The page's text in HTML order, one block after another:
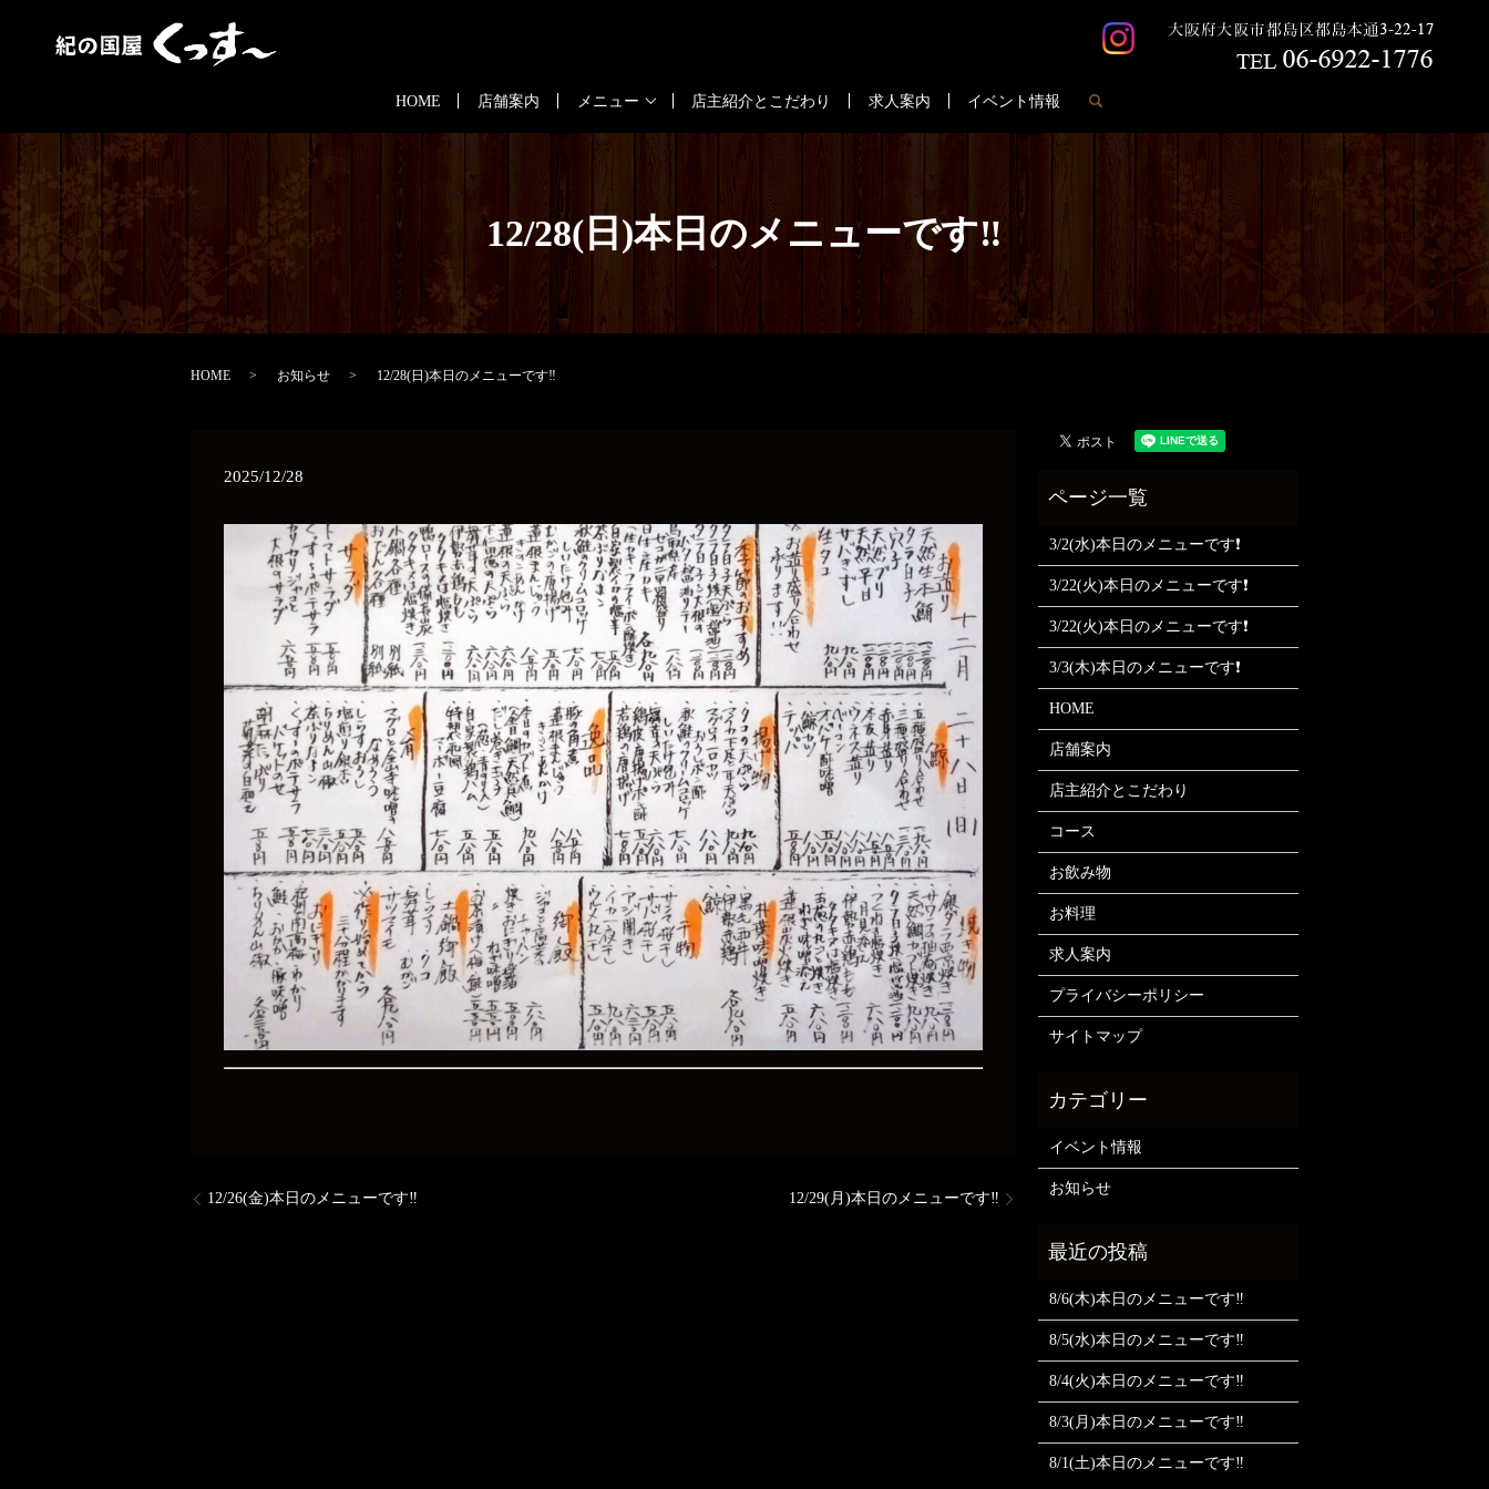
HOME 店舗案内 メニュー 店主紹介とこだわり 求人案内 イベント情報
12/28(日)本日のメニューです‼️
HOME お知らせ 12/28(日)本日のメニューです‼️
2025/12/28
12/26(金)本日のメニューです‼️ 12/29(月)本日のメニューです‼️
3/2(水)本日のメニューです❗
3/22(火)本日のメニューです❗
3/22(火)本日のメニューです❗
3/3(木)本日のメニューです❗
HOME
店舗案内
店主紹介とこだわり
コース
お飲み物
お料理
求人案内
プライバシーポリシー
サイトマップ
イベント情報
お知らせ
8/6(木)本日のメニューです‼️
8/5(水)本日のメニューです‼️
8/4(火)本日のメニューです‼️
8/3(月)本日のメニューです‼️
8/1(土)本日のメニューです‼️